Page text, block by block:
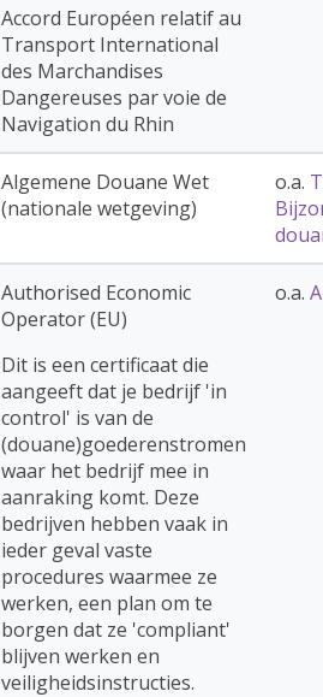
Accord Européen relatif au
Transport International
des Marchandises
Dangereuses par voie de
Navigation du Rhin
Algemene Douane Wet
(nationale wetgeving)
o.a.
Authorised Economic
Operator (EU)
Dit is een certificaat die
aangeeft dat je bedrijf 'in
control' is van de
(douane)goederenstromen
waar het bedrijf mee in
aanraking komt. Deze
bedrijven hebben vaak in
ieder geval vaste
procedures waarmee ze
werken, een plan om te
borgen dat ze 'compliant'
blijven werken en
veiligheidsinstructies.
o.a.